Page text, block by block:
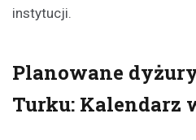
instytucji.
Planowane
Turku: Kalendarz